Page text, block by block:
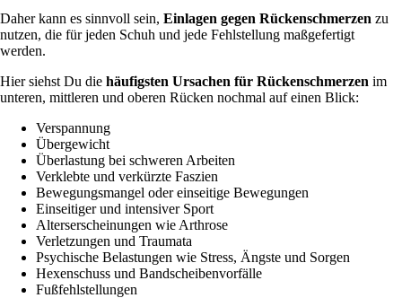
Daher kann es sinnvoll sein, Einlagen gegen Rückenschmerzen zu
nutzen, die für jeden Schuh und jede Fehlstellung maßgefertigt
werden.
Hier siehst Du die häufigsten Ursachen für Rückenschmerzen im
unteren, mittleren und oberen Rücken nochmal auf einen Blick:
Verspannung
Übergewicht
Überlastung bei schweren Arbeiten
Verklebte und verkürzte Faszien
Bewegungsmangel oder einseitige Bewegungen
Einseitiger und intensiver Sport
Alterserscheinungen wie Arthrose
Verletzungen und Traumata
Psychische Belastungen wie Stress, Ängste und Sorgen
Hexenschuss und Bandscheibenvorfälle
Fußfehlstellungen